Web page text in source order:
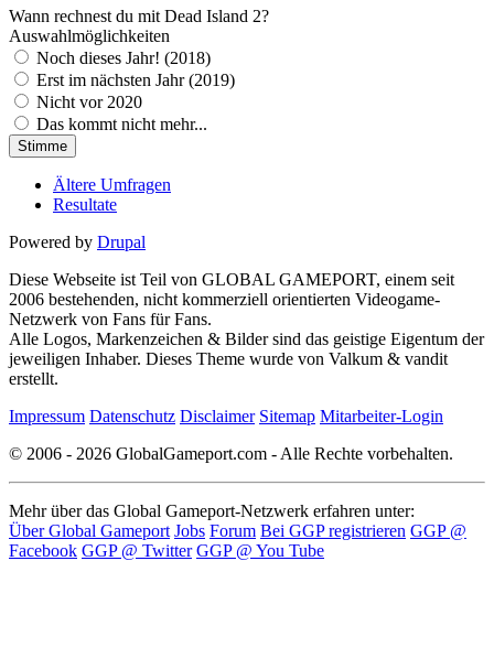
Wann rechnest du mit Dead Island 2?
Auswahlmöglichkeiten
Noch dieses Jahr! (2018)
Erst im nächsten Jahr (2019)
Nicht vor 2020
Das kommt nicht mehr...
Ältere Umfragen
Resultate
Powered by Drupal
Diese Webseite ist Teil von GLOBAL GAMEPORT, einem seit
2006 bestehenden, nicht kommerziell orientierten Videogame-
Netzwerk von Fans für Fans.
Alle Logos, Markenzeichen & Bilder sind das geistige Eigentum der
jeweiligen Inhaber. Dieses Theme wurde von Valkum & vandit
erstellt.
Impressum Datenschutz Disclaimer Sitemap Mitarbeiter-Login
© 2006 - 2026 GlobalGameport.com - Alle Rechte vorbehalten.
Mehr über das Global Gameport-Netzwerk erfahren unter:
Über Global Gameport Jobs Forum Bei GGP registrieren GGP @
Facebook GGP @ Twitter GGP @ You Tube